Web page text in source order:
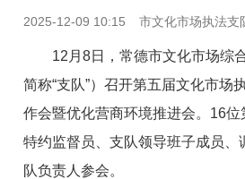
2025-12-09 10:15 市文化市场执法支
12月8日，常德市文化市场综
简称“支队”）召开第五届文化市场
作会暨优化营商环境推进会。16
特约监督员、支队领导班子成员、
队负责人参会。